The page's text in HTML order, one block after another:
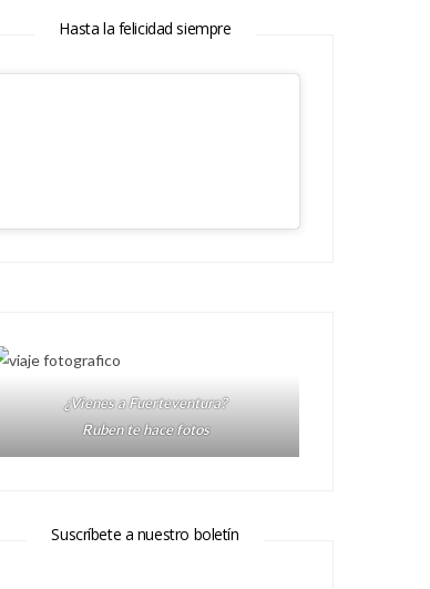
Hasta la felicidad siempre
¿Vienes a Fuerteventura?
Ruben te hace fotos
Suscríbete a nuestro boletín